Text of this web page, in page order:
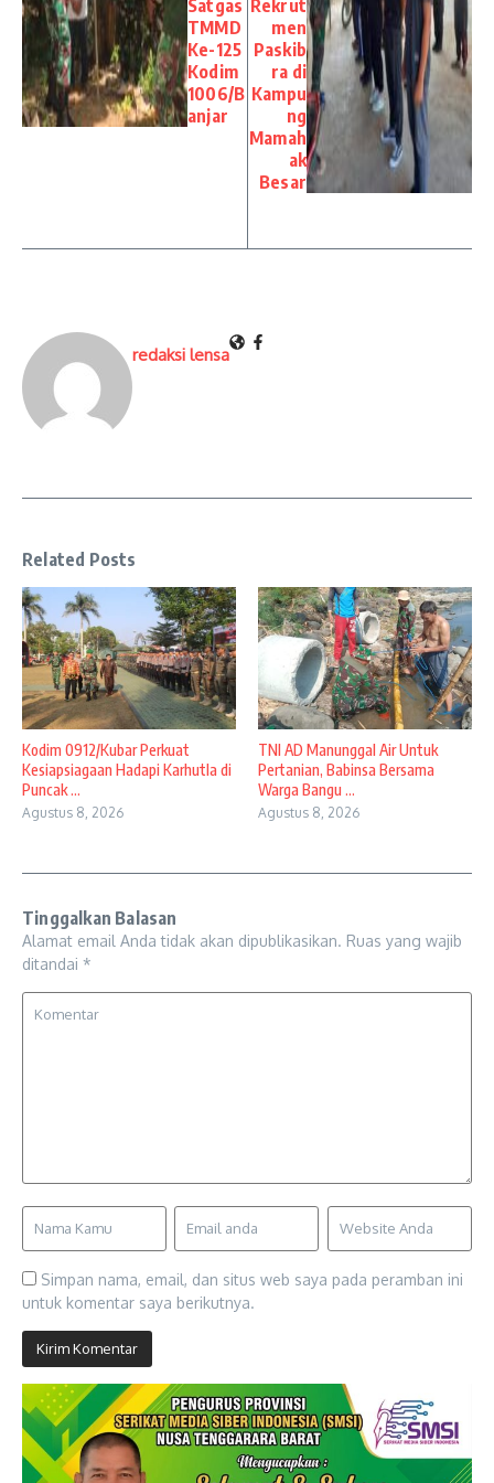
Satgas
TMMD
Ke-125
Kodim
1006/B
anjar
Rekrut
men
Paskib
ra di
Kampu
ng
Mamah
ak
Besar
redaksi lensa
Related Posts
Kodim 0912/Kubar Perkuat
Kesiapsiagaan Hadapi Karhutla di
Puncak ...
Agustus 8, 2026
TNI AD Manunggal Air Untuk
Pertanian, Babinsa Bersama
Warga Bangu ...
Agustus 8, 2026
Tinggalkan Balasan
Alamat email Anda tidak akan dipublikasikan. Ruas yang wajib
ditandai *
Simpan nama, email, dan situs web saya pada peramban ini
untuk komentar saya berikutnya.